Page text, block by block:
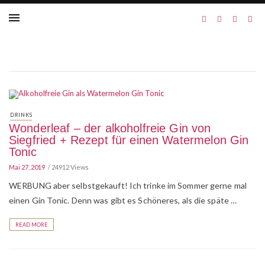
DRINKS
Wonderleaf – der alkoholfreie Gin von
Siegfried + Rezept für einen Watermelon Gin
Tonic
Mai 27, 2019 24912 Views
WERBUNG aber selbstgekauft! Ich trinke im Sommer gerne mal
einen Gin Tonic. Denn was gibt es Schöneres, als die späte …
READ MORE